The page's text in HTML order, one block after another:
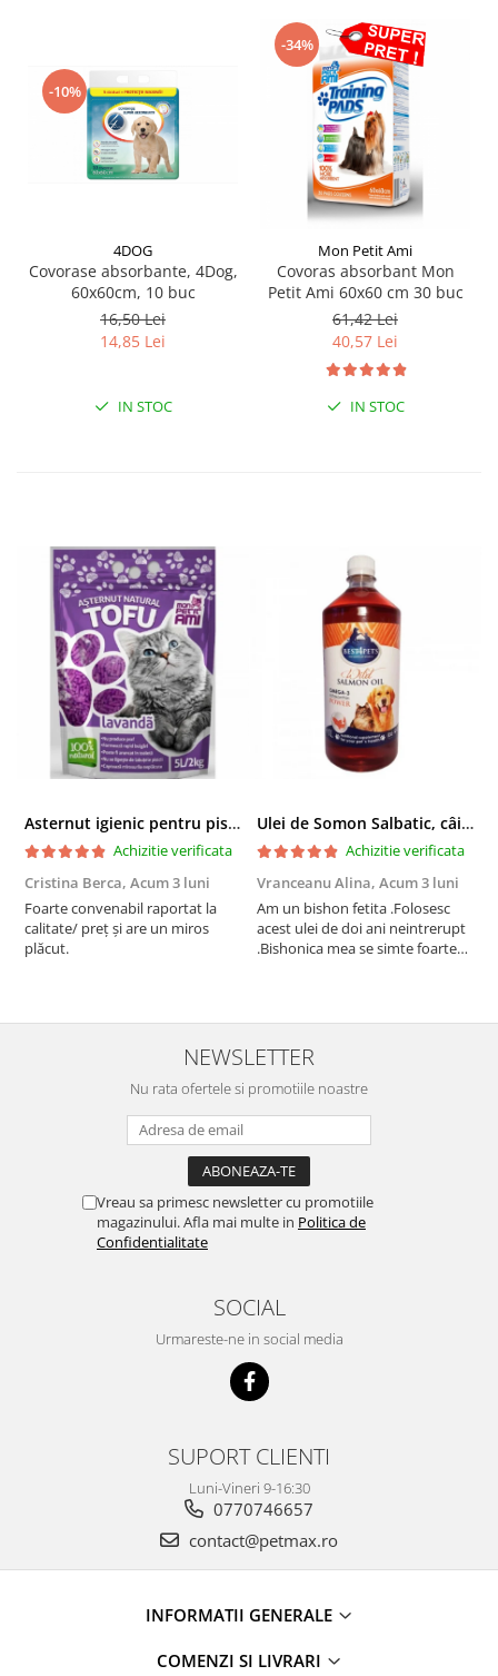
-10%
4DOG
Covorase absorbante, 4Dog,
60x60cm, 10 buc
16,50 Lei
14,85 Lei
IN STOC
-34%
Mon Petit Ami
Covoras absorbant Mon
Petit Ami 60x60 cm 30 buc
61,42 Lei
40,57 Lei
IN STOC
Asternut igienic pentru pisici Tofu Lavanda, Mon Petit 5 l
Achizitie verificata
Cristina Berca, Acum 3 luni
Foarte convenabil raportat la
calitate/ preț și are un miros
plăcut.
Ulei de Somon Salbatic, câini și pisici, piele si blană, BEST4PETS, 1l
Achizitie verificata
Vranceanu Alina, Acum 3 luni
Am un bishon fetita .Folosesc
acest ulei de doi ani neintrerupt
.Bishonica mea se simte foarte
recomand cu mult drag !
NEWSLETTER
Nu rata ofertele si promotiile noastre
Vreau sa primesc newsletter cu promotiile
magazinului. Afla mai multe in Politica de
Confidentialitate
SOCIAL
Urmareste-ne in social media
SUPORT CLIENTI
Luni-Vineri 9-16:30
0770746657
contact@petmax.ro
INFORMATII GENERALE
COMENZI SI LIVRARI